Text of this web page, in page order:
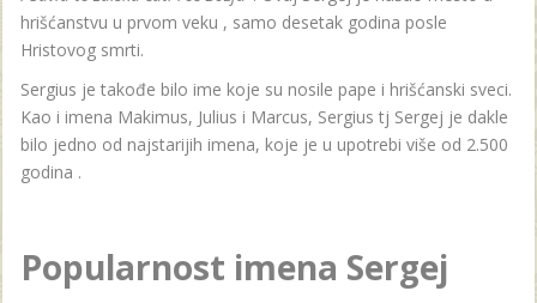
hrišćanstvu u prvom veku , samo desetak godina posle
Hristovog smrti.
Sergius je takođe bilo ime koje su nosile pape i hrišćanski sveci.
Kao i imena Makimus, Julius i Marcus, Sergius tj Sergej je dakle
bilo jedno od najstarijih imena, koje je u upotrebi više od 2.500
godina .
Popularnost imena Sergej